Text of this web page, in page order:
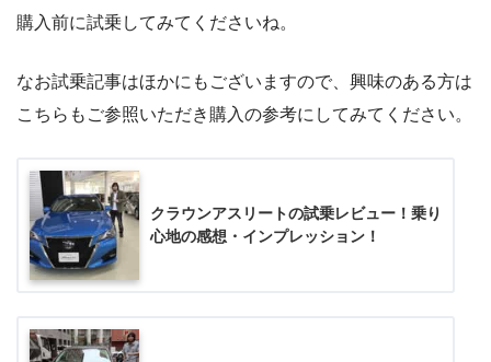
購入前に試乗してみてくださいね。
なお試乗記事はほかにもございますので、興味のある方は
こちらもご参照いただき購入の参考にしてみてください。
クラウンアスリートの試乗レビュー！乗り
心地の感想・インプレッション！